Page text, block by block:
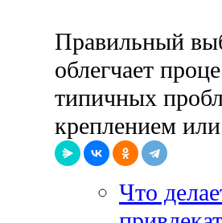
Правильный
облегчает
типичных
креплением
Что